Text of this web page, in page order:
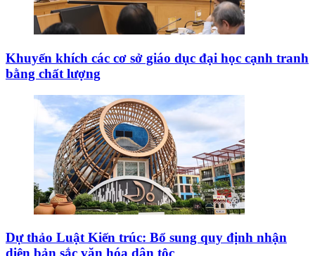
Khuyến khích các cơ sở giáo dục đại học cạnh tranh
bằng chất lượng
Dự thảo Luật Kiến trúc: Bổ sung quy định nhận